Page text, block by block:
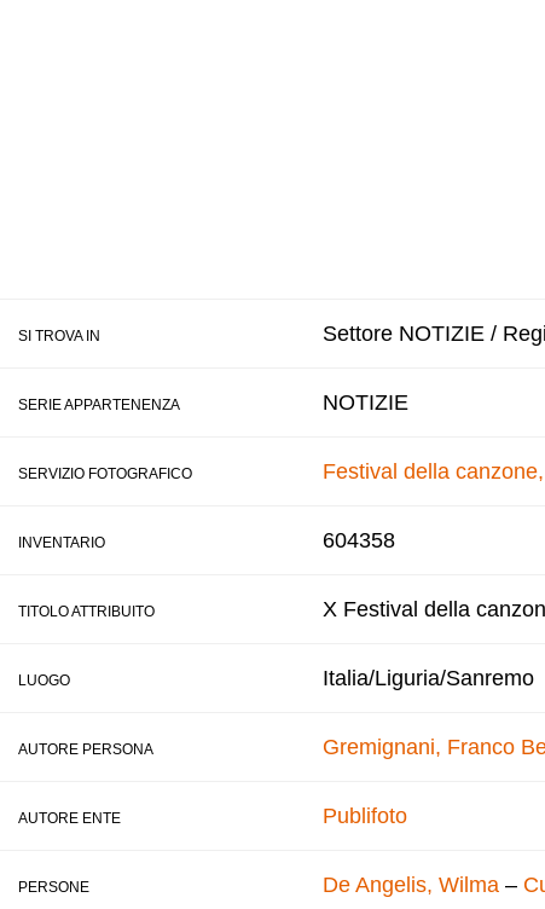
SI TROVA IN Settore NOTIZIE /
SERIE APPARTENENZA NOTIZIE
SERVIZIO FOTOGRAFICO Festival della
INVENTARIO 604358
TITOLO ATTRIBUITO X Festival della
LUOGO Italia/Liguria/Sanremo
AUTORE PERSONA Gremignani, Franco
AUTORE ENTE Publifoto
PERSONE De Angelis, Wilma –